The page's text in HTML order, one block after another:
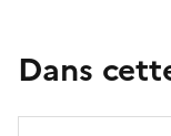
Dans